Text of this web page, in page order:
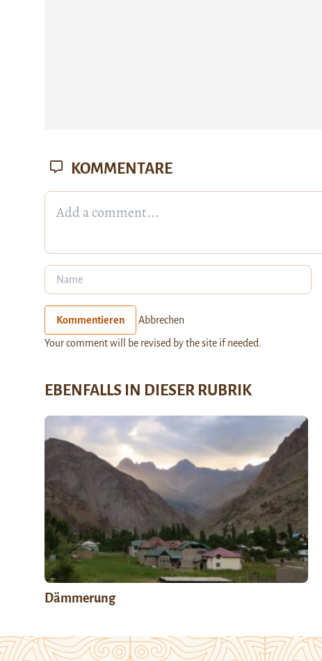
KOMMENTARE
Kommentieren Abbrechen
Your comment will be revised by the site if needed.
EBENFALLS IN DIESER RUBRIK
Dämmerung